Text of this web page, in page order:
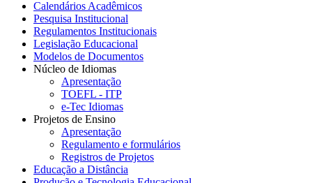
Calendários Acadêmicos
Pesquisa Institucional
Regulamentos Institucionais
Legislação Educacional
Modelos de Documentos
Núcleo de Idiomas
Apresentação
TOEFL - ITP
e-Tec Idiomas
Projetos de Ensino
Apresentação
Regulamento e formulários
Registros de Projetos
Educação a Distância